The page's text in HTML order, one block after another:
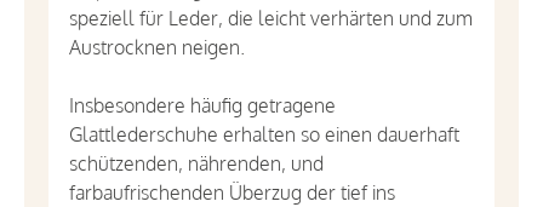
speziell für Leder, die leicht verhärten und zum
Austrocknen neigen.
Insbesondere häufig getragene
Glattlederschuhe erhalten so einen dauerhaft
schützenden, nährenden, und
farbaufrischenden Überzug der tief ins